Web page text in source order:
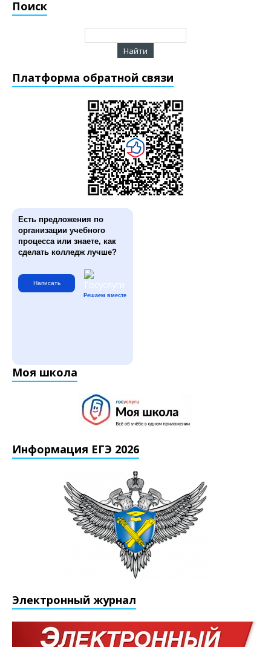
Поиск
Платформа обратной связи
Есть предложения по
организации учебного
процесса или знаете, как
сделать колледж лучше?
Написать
Решаем вместе
Моя школа
Информация ЕГЭ 2026
Электронный журнал